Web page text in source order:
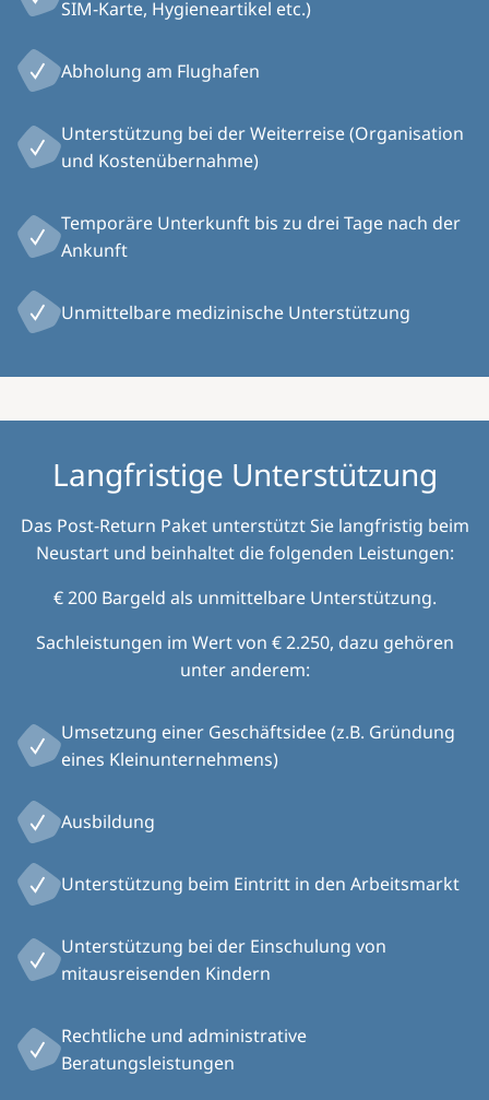
SIM-Karte, Hygieneartikel etc.)
Abholung am Flughafen
Unterstützung bei der Weiterreise (Organisation
und Kostenübernahme)
Temporäre Unterkunft bis zu drei Tage nach der
Ankunft
Unmittelbare medizinische Unterstützung
Langfristige Unterstützung
Das Post-Return Paket unterstützt Sie langfristig beim
Neustart und beinhaltet die folgenden Leistungen:
€ 200 Bargeld als unmittelbare Unterstützung.
Sachleistungen im Wert von € 2.250, dazu gehören
unter anderem:
Umsetzung einer Geschäftsidee (z.B. Gründung
eines Kleinunternehmens)
Ausbildung
Unterstützung beim Eintritt in den Arbeitsmarkt
Unterstützung bei der Einschulung von
mitausreisenden Kindern
Rechtliche und administrative
Beratungsleistungen